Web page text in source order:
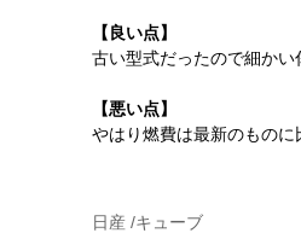
【良い点】
古い型式だったので細かい
【悪い点】
やはり燃費は最新のものに
日産 /キューブ